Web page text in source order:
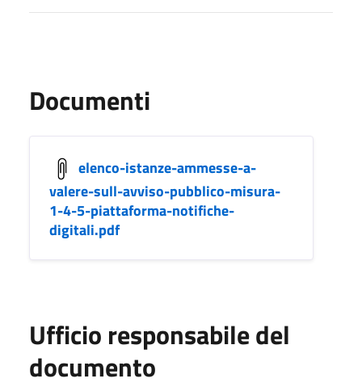
Documenti
elenco-istanze-ammesse-a-
valere-sull-avviso-pubblico-misura-
1-4-5-piattaforma-notifiche-
digitali.pdf
Ufficio responsabile del
documento